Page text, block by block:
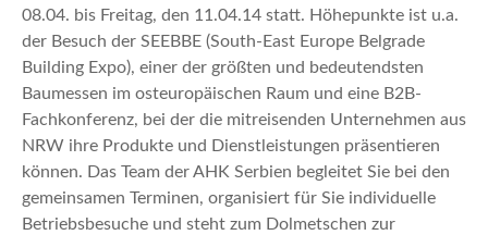
08.04. bis Freitag, den 11.04.14 statt. Höhepunkte ist u.a.
der Besuch der SEEBBE (South-East Europe Belgrade
Building Expo), einer der größten und bedeutendsten
Baumessen im osteuropäischen Raum und eine B2B-
Fachkonferenz, bei der die mitreisenden Unternehmen aus
NRW ihre Produkte und Dienstleistungen präsentieren
können. Das Team der AHK Serbien begleitet Sie bei den
gemeinsamen Terminen, organisiert für Sie individuelle
Betriebsbesuche und steht zum Dolmetschen zur